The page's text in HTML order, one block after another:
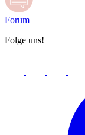
Forum
Folge uns!